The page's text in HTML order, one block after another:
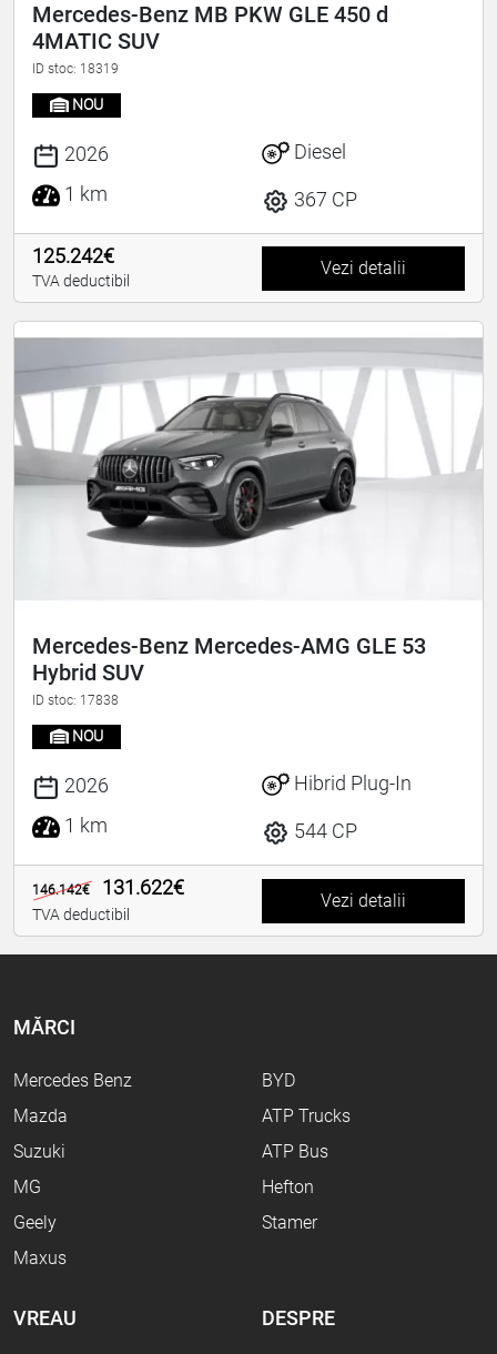
Mercedes-Benz MB PKW GLE 450 d
4MATIC SUV
ID stoc: 18319
NOU
2026
1 km
Diesel
367 CP
125.242€
TVA deductibil
Vezi detalii
Mercedes-Benz Mercedes-AMG GLE 53
Hybrid SUV
ID stoc: 17838
NOU
2026
1 km
Hibrid Plug-In
544 CP
146.142€ 131.622€
TVA deductibil
Vezi detalii
MĂRCI
Mercedes Benz
Mazda
Suzuki
MG
Geely
Maxus
BYD
ATP Trucks
ATP Bus
Hefton
Stamer
VREAU DESPRE